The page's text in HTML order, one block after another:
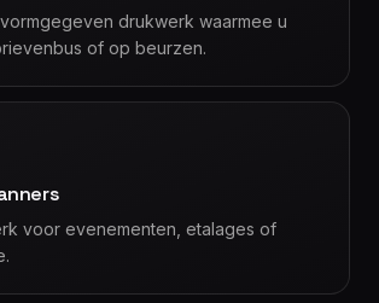
drukwerk waarmee u
of op beurzen.
voor evenementen, etalages of